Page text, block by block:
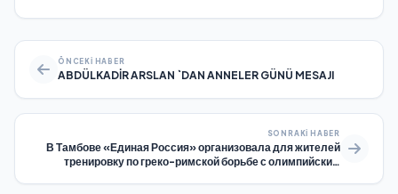
ÖNCEKI HABER
ABDÜLKADİR ARSLAN `DAN ANNELER GÜNÜ MESAJI
SONRAKI HABER
В Тамбове «Единая Россия» организовала для жителей
тренировку по греко-римской борьбе с олимпийским